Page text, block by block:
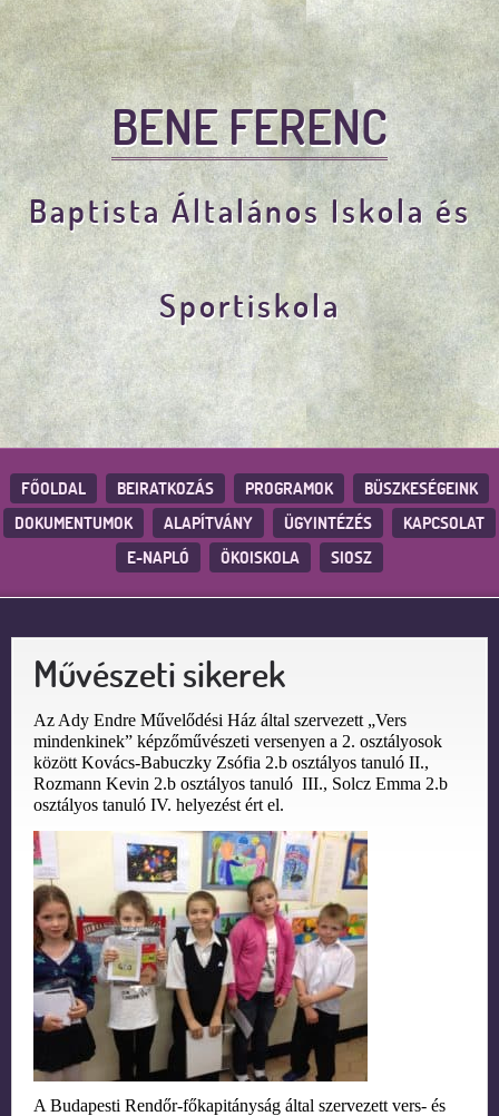
BENE FERENC
Baptista Általános Iskola és
Sportiskola
FŐOLDAL BEIRATKOZÁS PROGRAMOK
BÜSZKESÉGEINK
DOKUMENTUMOK
ALAPÍTVÁNY ÜGYINTÉZÉS
KAPCSOLAT
E-NAPLÓ
ÖKOISKOLA SIOSZ
Művészeti sikerek
Az Ady Endre Művelődési Ház által szervezett „Vers
mindenkinek” képzőművészeti versenyen a 2. osztályosok
között Kovács-Babuczky Zsófia 2.b osztályos tanuló II.,
Rozmann Kevin 2.b osztályos tanuló III., Solcz Emma 2.b
osztályos tanuló IV. helyezést ért el.
A Budapesti Rendőr-főkapitányság által szervezett vers- és